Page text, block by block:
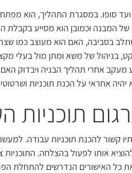
סופו. במסגרת התהליך, הוא מפתח
המבנה וכמובן הוא מסייע בקבלת
בסביבה, האם הוא מעוצב כמו
בניהול של משא ומתן מול בעלי
מעקב אחרי תהליך הבניה ויבדוק
אחראי על הכנת תוכניות
תוכניות
קשור להכנת תוכניות עבודה.
אותו לפעול בהצלחה. התוכניות
כל האישורים הנדרשים להתחלת